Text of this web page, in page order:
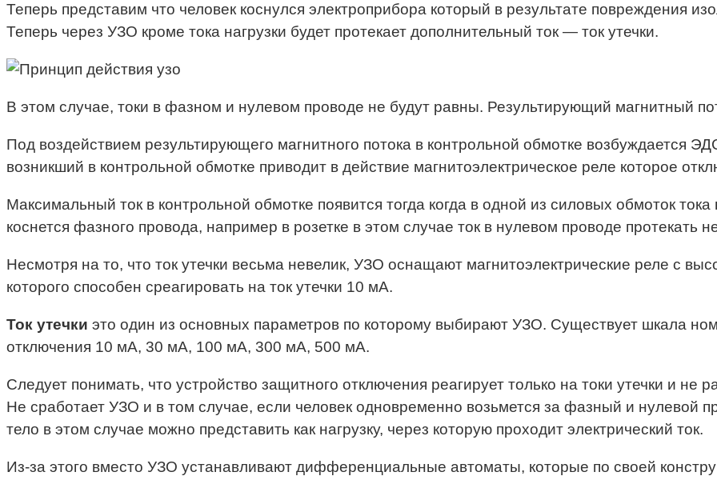
Теперь представим что человек коснулся электроприбора который в результате повреждения
Теперь через УЗО кроме тока нагрузки будет протекает дополнительный ток — ток утечки.
В этом случае, токи в фазном и нулевом проводе не будут равны. Результирующий магнитный
Под воздействием результирующего магнитного потока в контрольной обмотке возбуждается
возникший в контрольной обмотке приводит в действие магнитоэлектрическое реле которое
Максимальный ток в контрольной обмотке появится тогда когда в одной из силовых обмоток тока
коснется фазного провода, например в розетке в этом случае ток в нулевом проводе протекать
Несмотря на то, что ток утечки весьма невелик, УЗО оснащают магнитоэлектрические реле с
которого способен среагировать на ток утечки 10 мА.
Ток утечки это один из основных параметров по которому выбирают УЗО. Существует шкала
отключения 10 мА, 30 мА, 100 мА, 300 мА, 500 мА.
Следует понимать, что устройство защитного отключения реагирует только на токи утечки и не
Не сработает УЗО и в том случае, если человек одновременно возьмется за фазный и нулевой
тело в этом случае можно представить как нагрузку, через которую проходит электрический ток.
Из-за этого вместо УЗО устанавливают дифференциальные автоматы, которые по своей